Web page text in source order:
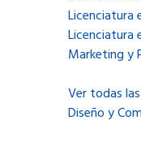
Licenciatura
Licenciatura
Marketing y
Ver todas
Diseño y